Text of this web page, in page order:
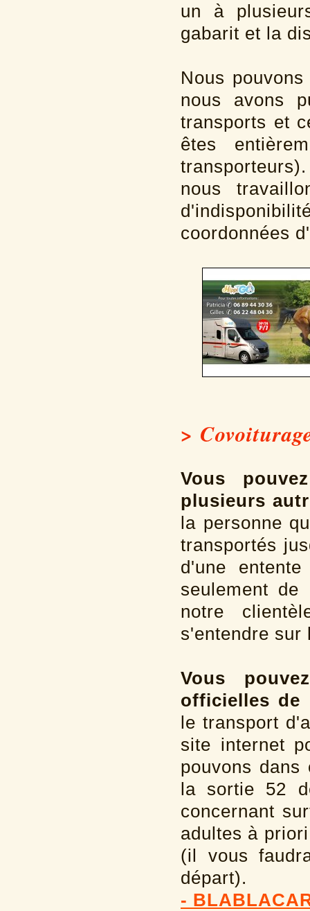
un à
gabarit et la
Nous
nous avons
transports et
êtes
nous
coordonnées
>
Vous
plusieurs
la personne
transportés
d'une
seulement
notre
s'entendre sur
Vous
officielles de
le transport
site internet
pouvons
la sortie 52
concernant
adultes à
(il vous
départ).
-